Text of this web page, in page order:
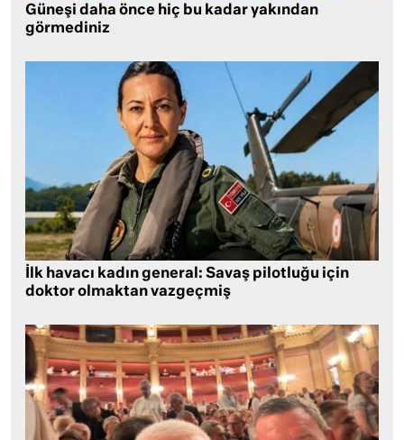
Güneşi daha önce hiç bu kadar yakından
görmediniz
İlk havacı kadın general: Savaş pilotluğu için
doktor olmaktan vazgeçmiş